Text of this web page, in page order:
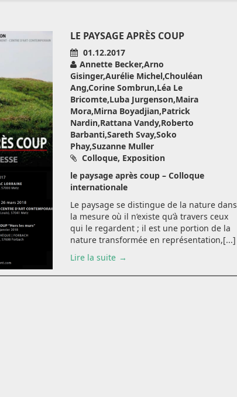
LE PAYSAGE APRÈS COUP
01.12.2017
Annette Becker,Arno
Gisinger,Aurélie Michel,Chouléan
Ang,Corine Sombrun,Léa Le
Bricomte,Luba Jurgenson,Maira
Mora,Mirna Boyadjian,Patrick
Nardin,Rattana Vandy,Roberto
Barbanti,Sareth Svay,Soko
Phay,Suzanne Muller
Colloque, Exposition
le paysage après coup – Colloque
internationale
Le paysage se distingue de la nature dans
la mesure où il n’existe qu’à travers ceux
qui le regardent ; il est une portion de la
nature transformée en représentation,[...]
Lire la suite